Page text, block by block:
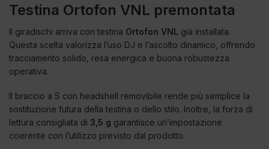
Testina Ortofon VNL premontata
Il giradischi arriva con testina Ortofon VNL già installata.
Questa scelta valorizza l’uso DJ e l’ascolto dinamico, offrendo
tracciamento solido, resa energica e buona robustezza
operativa.
Il braccio a S con headshell removibile rende più semplice la
sostituzione futura della testina o dello stilo. Inoltre, la forza di
lettura consigliata di 3,5 g garantisce un’impostazione
coerente con l’utilizzo previsto dal prodotto.